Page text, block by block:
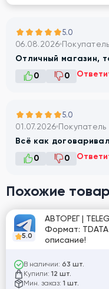
5.0
06.08.2026 Покупатель
Отличный магазин,
0
0
5.0
01.07.2026 Покупатель
Всё как
0
0
Похожие
5.0
АВТОРЕГ |
Формат: TDATA
описание!
В наличии: 63 шт.
Купили: 12 шт.
Мин. заказ: 1 шт.